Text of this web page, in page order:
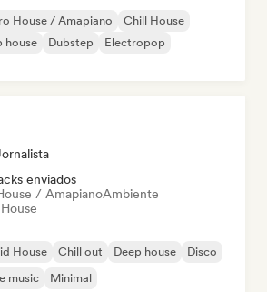
House / Amapiano
Chill House
house Dubstep
Electropop
enviados
/ AmapianoAmbiente
House Chill out Deep house
Disco
music Minimal